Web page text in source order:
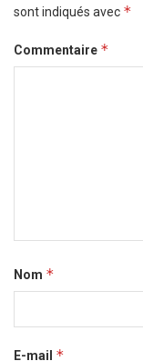
sont indiqués avec *
Commentaire *
Nom *
E-mail *